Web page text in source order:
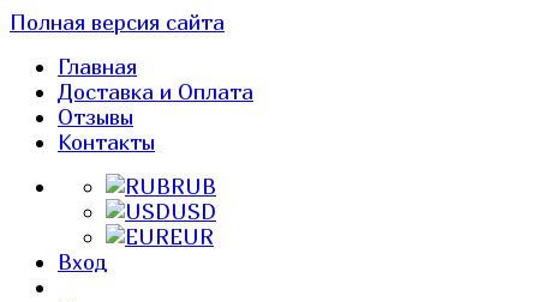
Полная версия сайта
Главная
Доставка и Оплата
Отзывы
Контакты
RUB
USD
EUR
Вход